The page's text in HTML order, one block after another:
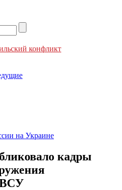
конфликт
на Украине
кадры
ВСУ